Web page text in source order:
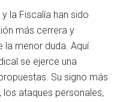
la Fiscalía han sido
más cerrera y
la menor duda. Aquí
se ejerce una
Su signo más
ataques personales,